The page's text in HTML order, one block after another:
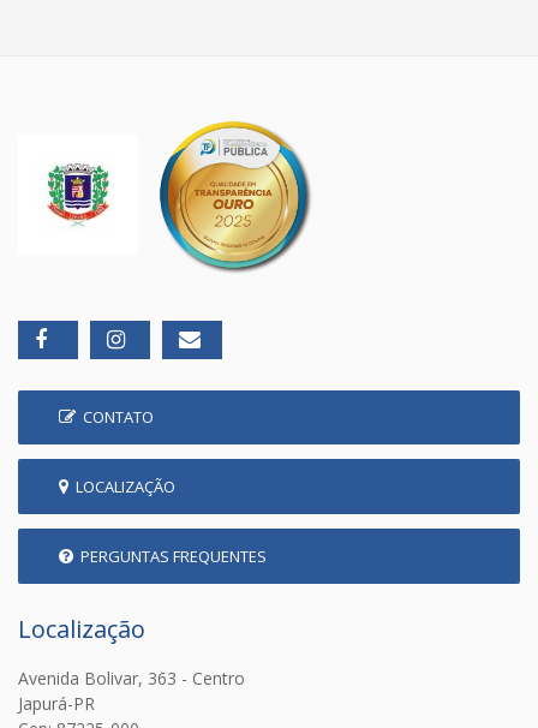
CONTATO
LOCALIZAÇÃO
PERGUNTAS FREQUENTES
Localização
Avenida Bolivar, 363 - Centro
Japurá-PR